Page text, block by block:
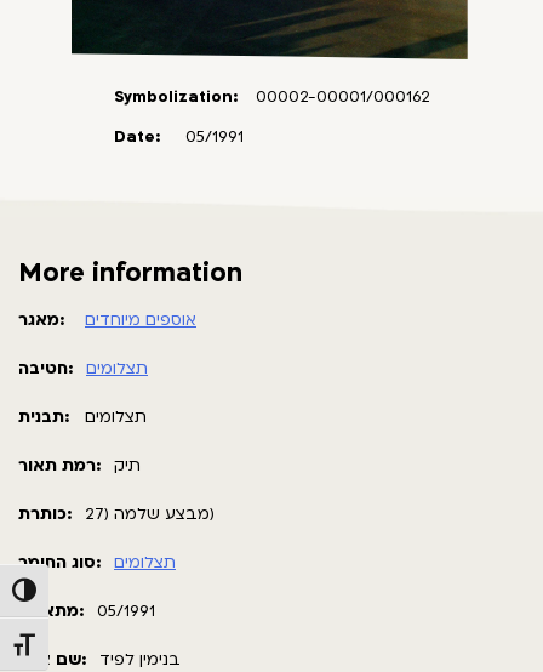
Toggle High Contrast
Toggle Font size
Symbolization:
00002-00001/000162
Date:
05/1991
More information
מאגר: אוספים מיוחדים
חטיבה: תצלומים
תבנית: תצלומים
רמת תאור: תיק
כותרת: מבצע שלמה (27)
סוג החומר: תצלומים
מתאריך: 05/1991
שם צלם: בנימין לפיד